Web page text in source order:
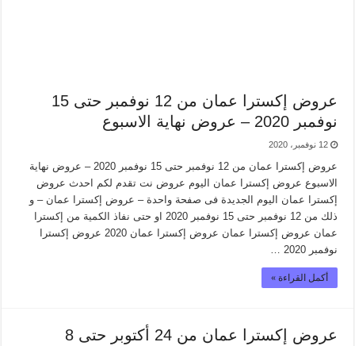
عروض إكسترا عمان من 12 نوفمبر حتى 15
نوفمبر 2020 – عروض نهاية الاسبوع
12 نوفمبر، 2020
عروض إكسترا عمان من 12 نوفمبر حتى 15 نوفمبر 2020 – عروض نهاية
الاسبوع عروض إكسترا عمان اليوم عروض نت تقدم لكم احدث عروض
إكسترا عمان اليوم الجديدة فى صفحة واحدة – عروض إكسترا عمان – و
ذلك من 12 نوفمبر حتى 15 نوفمبر 2020 او حتى نفاذ الكمية من إكسترا
عمان عروض إكسترا عمان عروض إكسترا عمان 2020 عروض إكسترا
نوفمبر 2020 …
أكمل القراءة »
عروض إكسترا عمان من 24 أكتوبر حتى 8